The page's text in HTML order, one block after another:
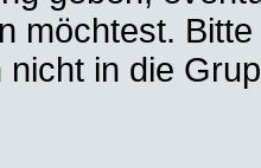
möchtest.
nicht in die